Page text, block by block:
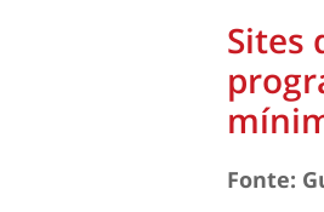
Sites
Fonte: